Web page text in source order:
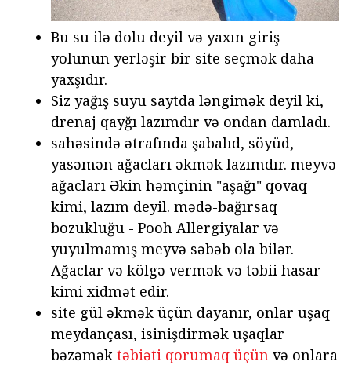
Bu su ilə dolu deyil və yaxın giriş
yolunun yerləşir bir site seçmək daha
yaxşıdır.
Siz yağış suyu saytda ləngimək deyil ki,
drenaj qayğı lazımdır və ondan damladı.
sahəsində ətrafında şabalıd, söyüd,
yasəmən ağacları əkmək lazımdır. meyvə
ağacları Əkin həmçinin "aşağı" qovaq
kimi, lazım deyil. mədə-bağırsaq
bozukluğu - Pooh Allergiyalar və
yuyulmamış meyvə səbəb ola bilər.
Ağaclar və kölgə vermək və təbii hasar
kimi xidmət edir.
site gül əkmək üçün dayanır, onlar uşaq
meydançası, isinişdirmək uşaqlar
bəzəmək təbiəti qorumaq üçün və onlara